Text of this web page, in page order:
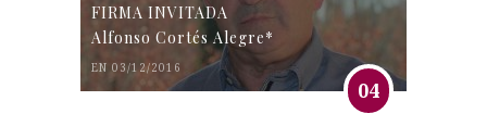
FIRMA INVITADA
Alfonso Cortés Alegre*
EN 03/12/2016
04